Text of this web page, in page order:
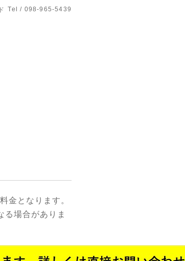
Tel / 098-965-5439
金となります。
る場合がありま